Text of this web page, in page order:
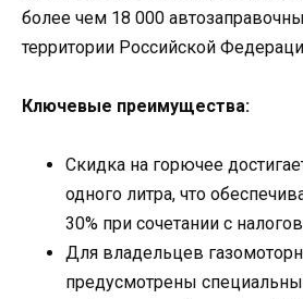
более чем 18 000
территории Российской
Ключевые преимущества:
Скидка на горючее
одного литра, что
30% при сочетании с
Для владельцев
предусмотрены